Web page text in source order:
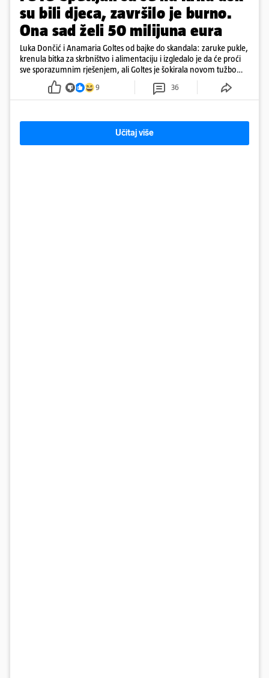
su bili djeca, završilo je burno.
Ona sad želi 50 milijuna eura
Luka Dončić i Anamaria Goltes od bajke do skandala: zaruke pukle,
krenula bitka za skrbništvo i alimentaciju i izgledalo je da će proći
sve sporazumnim rješenjem, ali Goltes je šokirala novom tužbom
u Sloveniji
9 36
Učitaj više